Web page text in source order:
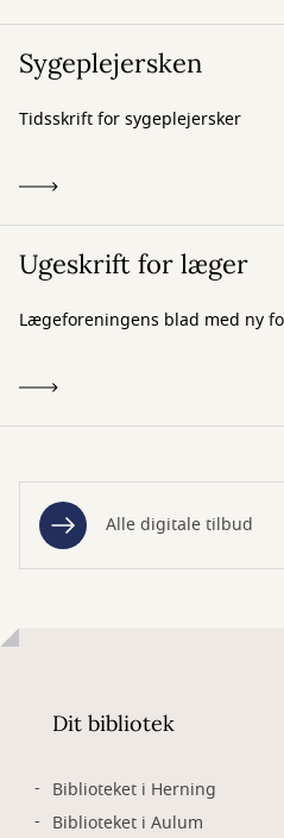
Sygeplejersken
Tidsskrift for sygeplejersker
Ugeskrift for læger
Lægeforeningens blad med ny
Alle digitale tilbud
Dit bibliotek
Biblioteket i Herning
Biblioteket i Aulum